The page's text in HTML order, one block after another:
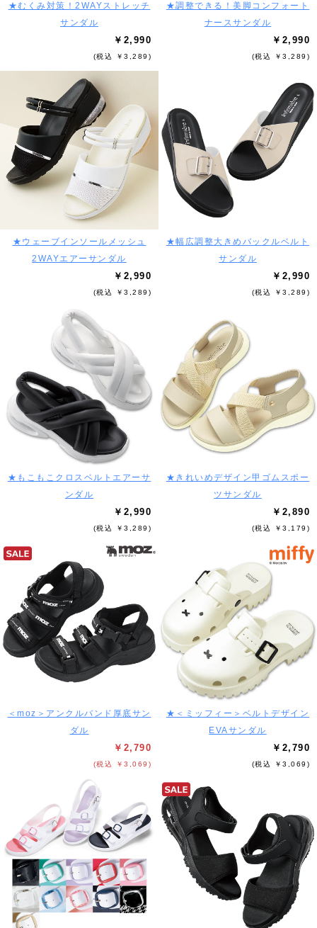
★むくみ対策！2WAYストレッチ
サンダル
￥2,990
(税込 ￥3,289)
★調整できる！美脚コンフォート
ナースサンダル
￥2,990
(税込 ￥3,289)
★ウェーブインソールメッシュ
2WAYエアーサンダル
￥2,990
(税込 ￥3,289)
★幅広調整大きめバックルベルト
サンダル
￥2,990
(税込 ￥3,289)
★もこもこクロスベルトエアーサ
ンダル
￥2,990
(税込 ￥3,289)
★きれいめデザイン甲ゴムスポー
ツサンダル
￥2,890
(税込 ￥3,179)
＜moz＞アンクルバンド厚底サン
ダル
￥2,790
(税込 ￥3,069)
★＜ミッフィー＞ベルトデザイン
EVAサンダル
￥2,790
(税込 ￥3,069)